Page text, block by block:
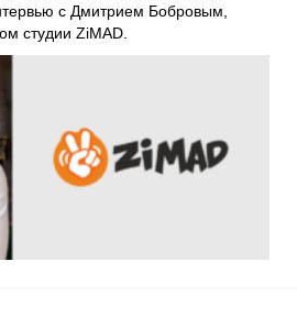
с Дмитрием Бобровым
студии ZiMAD